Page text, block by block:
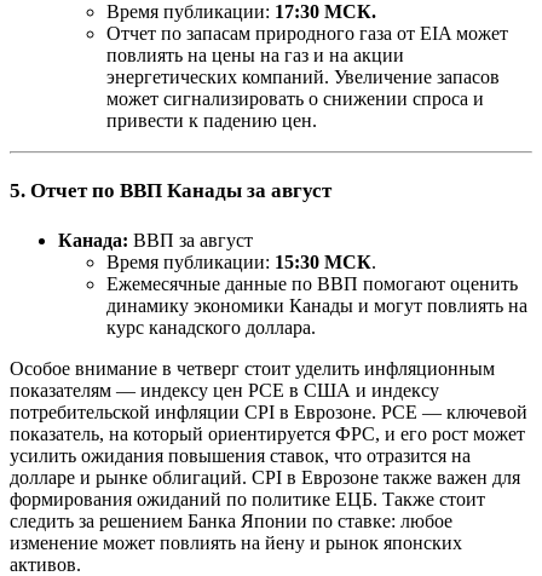
Время публикации: 17:30 МСК.
Отчет по запасам природного газа от EIA может
повлиять на цены на газ и на акции
энергетических компаний. Увеличение запасов
может сигнализировать о снижении спроса и
привести к падению цен.
5. Отчет по ВВП Канады за август
Канада: ВВП за август
Время публикации: 15:30 МСК.
Ежемесячные данные по ВВП помогают оценить
динамику экономики Канады и могут повлиять на
курс канадского доллара.
Особое внимание в четверг стоит уделить инфляционным
показателям — индексу цен PCE в США и индексу
потребительской инфляции CPI в Еврозоне. PCE — ключевой
показатель, на который ориентируется ФРС, и его рост может
усилить ожидания повышения ставок, что отразится на
долларе и рынке облигаций. CPI в Еврозоне также важен для
формирования ожиданий по политике ЕЦБ. Также стоит
следить за решением Банка Японии по ставке: любое
изменение может повлиять на йену и рынок японских
активов.